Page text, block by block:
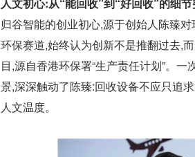
人文初心:从“能回收”到“好回收”的细
归谷智能的创业初心,源于创始人陈臻
环保赛道,始终认为创新不是推翻过去,
目,源自香港环保署“生产责任计划”。
景,深深触动了陈臻:回收设备不应只追
人文温度。